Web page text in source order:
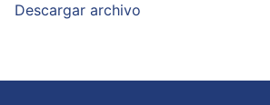
Descargar archivo